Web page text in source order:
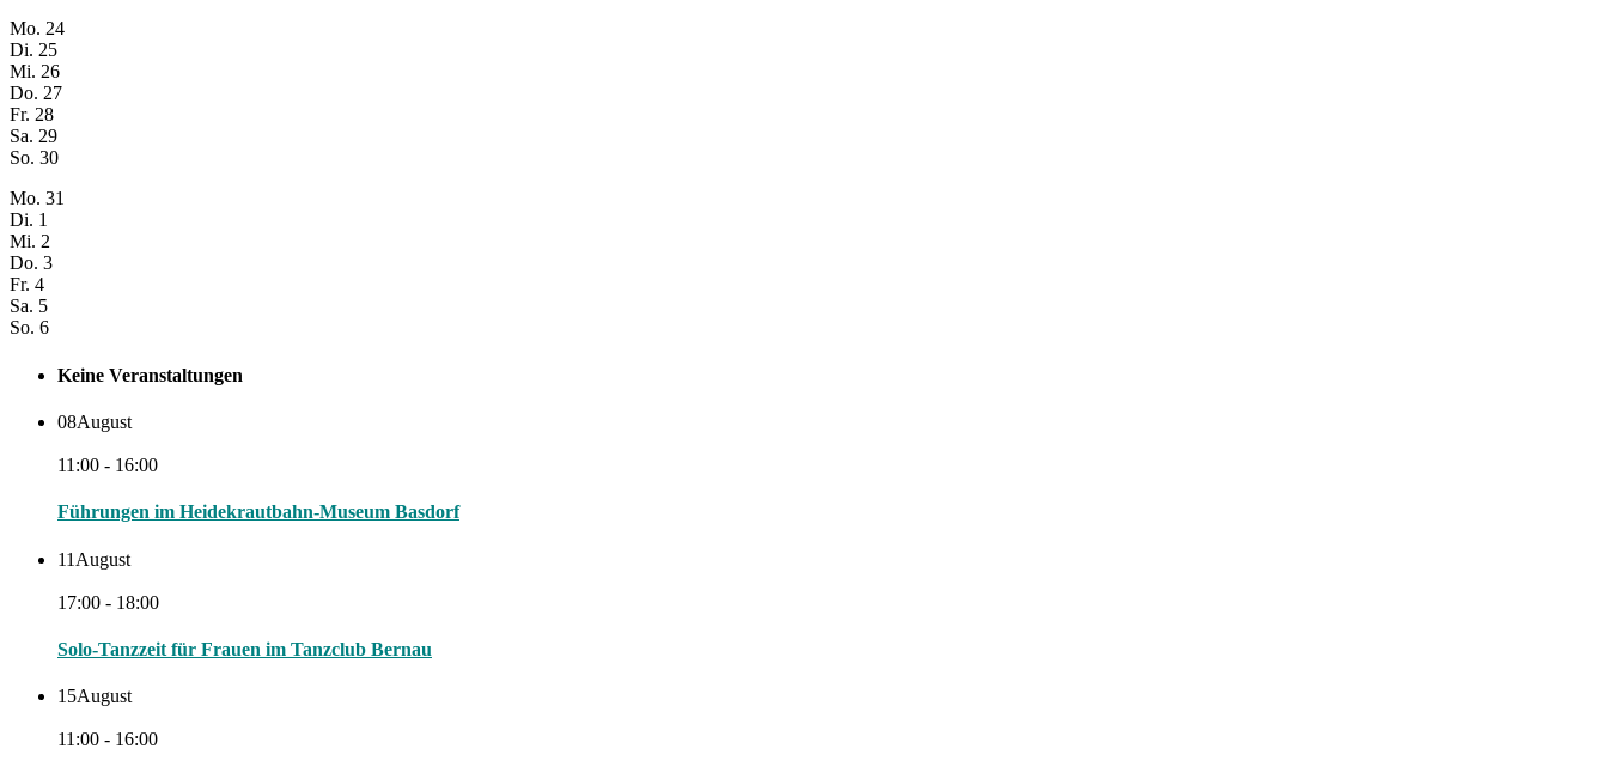
Mo. 24
Di. 25
Mi. 26
Do. 27
Fr. 28
Sa. 29
So. 30
Mo. 31
Di. 1
Mi. 2
Do. 3
Fr. 4
Sa. 5
So. 6
Keine Veranstaltungen
08August
11:00 - 16:00
Führungen im Heidekrautbahn-Museum Basdorf
11 August
17:00 - 18:00
Solo-Tanzzeit für Frauen im Tanzclub Bernau
15August
11:00 - 16:00